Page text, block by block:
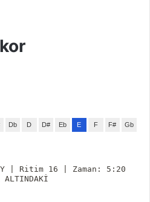
Db D D# Eb E F F# Gb
| Ritim 16 | Zaman: 5:20
ALTINDAKİ